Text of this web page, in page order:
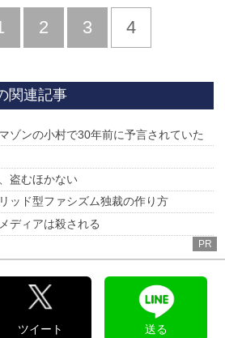
2 3 4
関連記事
ゾンの小村で30年前に予言されていた
盗むほかない
ッド型ファシズム独裁の作り方
ディアは殺される
PR
ツイート 送る